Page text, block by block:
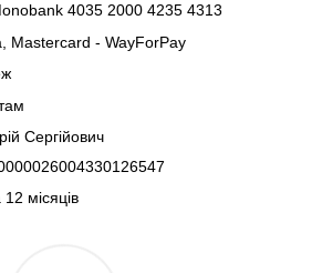
4035 2000 4235 4313
Mastercard - WayForPay
Сергійович
місяців